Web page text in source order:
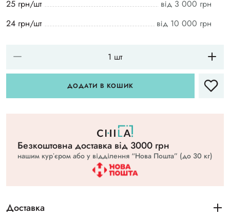
25 грн/шт
від 3 000 грн
24 грн/шт
від 10 000 грн
ДОДАТИ В КОШИК
Безкоштовна доставка вiд 3000 грн
нашим курʼєром або у відділення “Нова Пошта” (до 30 кг)
Доставка